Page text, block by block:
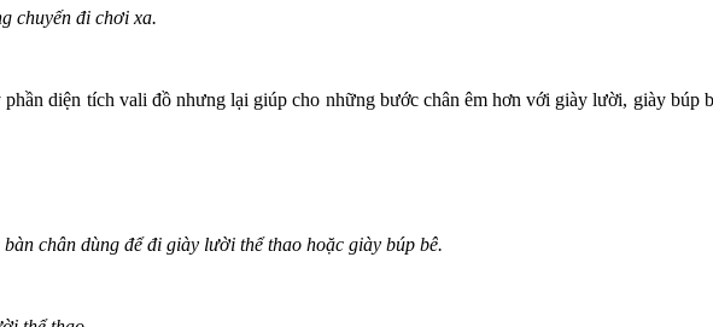
chuyến đi chơi xa.
diện tích vali đồ nhưng lại giúp cho những bước chân êm hơn với giày lười, giày búp
chân dùng để đi giày lười thể thao hoặc giày búp bê.